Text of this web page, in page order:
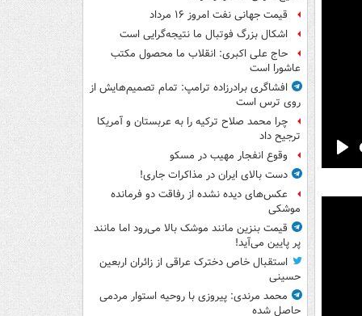
قیمت جهانی نفت امروز ۱۶ مرداد
اشکال بزرگ فوتبال ما نتیجه‌گرایی است
حاج علی اکبری: انقلاب ما محصول مکتب
عاشورا است
افشاگری برادرزاده ترامپ: تمام تصمیم‌هایش از
روی ترس است
چرا محمد صلاح ترکیه را به عربستان و آمریکا
ترجیح داد
وقوع انفجار مهیب در مسکو
دست بالای ایران در مذاکرات جاری!
عکس‌های دیده نشده از رفاقت دو فرمانده‌
موشکی
قیمت بنزین مانند موشک بالا می‌رود اما مانند
پر پایین می‌آید!
استقبال خاص دخترک عراقی از زائران اربعین
حسینی
محمد مرندی: پیروزی با روحیه استوار مردمی
حاصل شده